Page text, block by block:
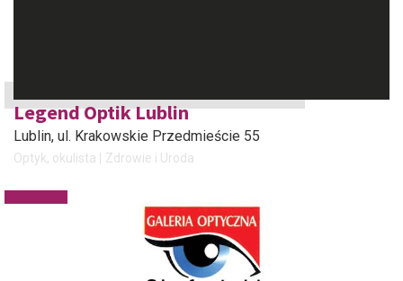
Legend Optik Lublin
Lublin, ul. Krakowskie Przedmieście 55
Optyk, okulista Zdrowie i Uroda